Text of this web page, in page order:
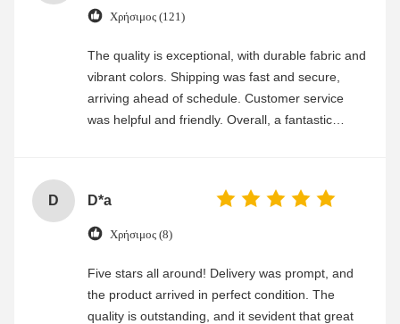
Χρήσιμος (121)
The quality is exceptional, with durable fabric and
vibrant colors. Shipping was fast and secure,
arriving ahead of schedule. Customer service
was helpful and friendly. Overall, a fantastic
D D*a
Χρήσιμος (8)
Five stars all around! Delivery was prompt, and
the product arrived in perfect condition. The
quality is outstanding, and it sevident that great